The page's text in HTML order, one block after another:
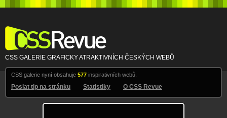
CSS Revue
CSS GALERIE GRAFICKY ATRAKTIVNÍCH ČESKÝCH WEBŮ
CSS galerie nyní obsahuje 577 inspirativních webů.
Poslat tip na stránku Statistiky O CSS Revue